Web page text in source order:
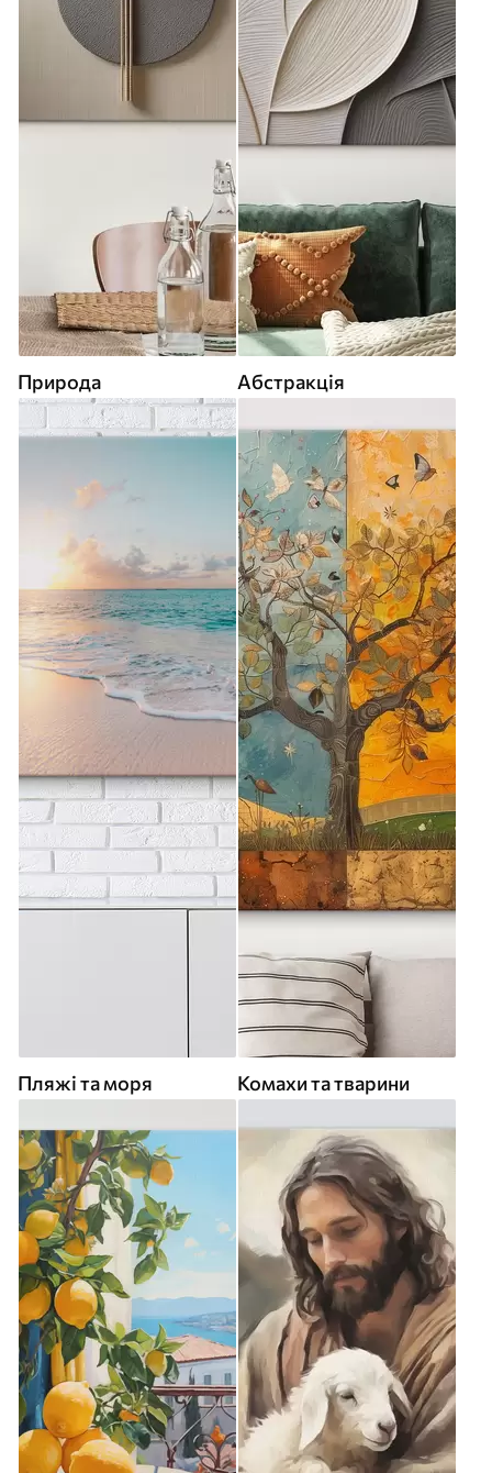
Природа Абстракція
Пляжі та моря Комахи та тварини